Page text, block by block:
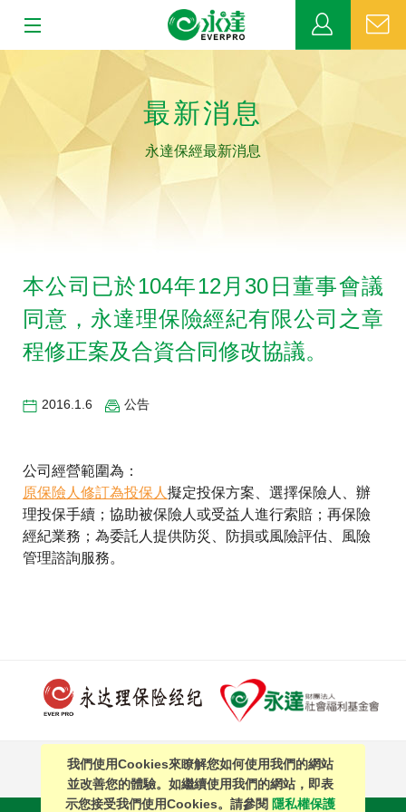
業務發展
MDRT
公益活動
客戶服務
最新消息
永達保經最新消息
本公司已於104年12月30日董事會議
同意，永達理保險經紀有限公司之章
程修正案及合資合同修改協議。
2016.1.6 公告
公司經營範圍為：
原保險人修訂為投保人 擬定投保方案、選擇保險人、辦
理投保手續；協助被保險人或受益人進行索賠；再保險
經紀業務；為委託人提供防災、防損或風險評估、風險
管理諮詢服務。
PAGE TOP
我們使用Cookies來瞭解您如何使用我們的網站
並改善您的體驗。如繼續使用我們的網站，即表
示您接受我們使用Cookies。請參閱 隱私權保護